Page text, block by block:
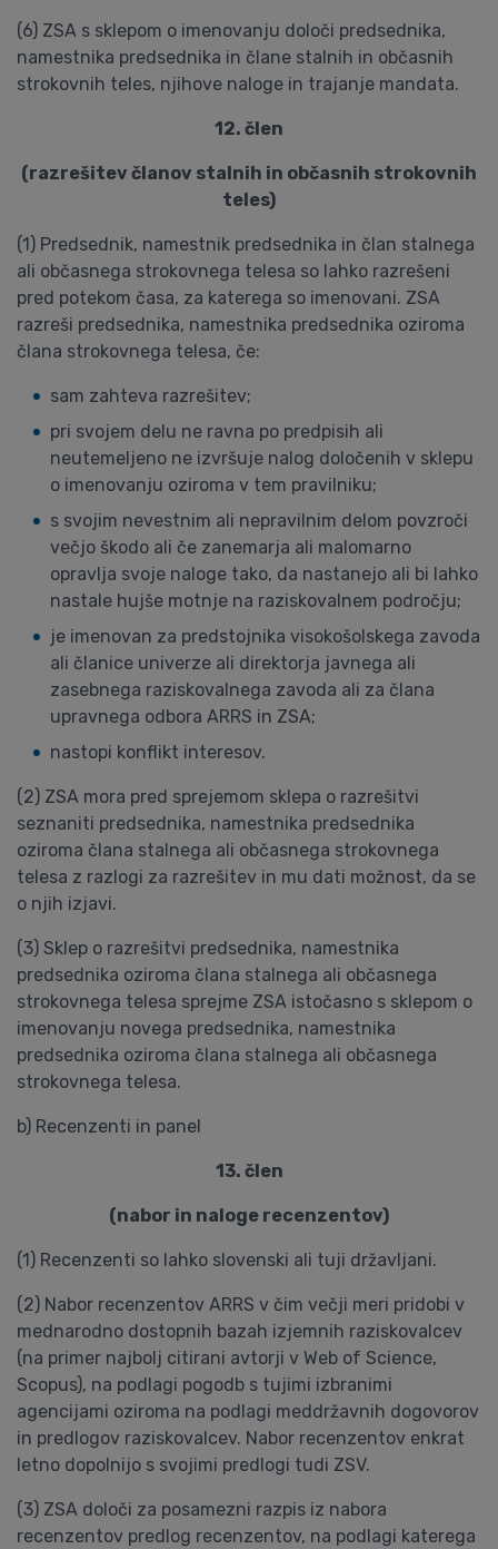
(6) ZSA s sklepom o imenovanju določi predsednika,
namestnika predsednika in člane stalnih in občasnih
strokovnih teles, njihove naloge in trajanje mandata.
12. člen
(razrešitev članov stalnih in občasnih strokovnih
teles)
(1) Predsednik, namestnik predsednika in član stalnega
ali občasnega strokovnega telesa so lahko razrešeni
pred potekom časa, za katerega so imenovani. ZSA
razreši predsednika, namestnika predsednika oziroma
člana strokovnega telesa, če:
sam zahteva razrešitev;
pri svojem delu ne ravna po predpisih ali
neutemeljeno ne izvršuje nalog določenih v sklepu
o imenovanju oziroma v tem pravilniku;
s svojim nevestnim ali nepravilnim delom povzroči
večjo škodo ali če zanemarja ali malomarno
opravlja svoje naloge tako, da nastanejo ali bi lahko
nastale hujše motnje na raziskovalnem področju;
je imenovan za predstojnika visokošolskega zavoda
ali članice univerze ali direktorja javnega ali
zasebnega raziskovalnega zavoda ali za člana
upravnega odbora ARRS in ZSA;
nastopi konflikt interesov.
(2) ZSA mora pred sprejemom sklepa o razrešitvi
seznaniti predsednika, namestnika predsednika
oziroma člana stalnega ali občasnega strokovnega
telesa z razlogi za razrešitev in mu dati možnost, da se
o njih izjavi.
(3) Sklep o razrešitvi predsednika, namestnika
predsednika oziroma člana stalnega ali občasnega
strokovnega telesa sprejme ZSA istočasno s sklepom o
imenovanju novega predsednika, namestnika
predsednika oziroma člana stalnega ali občasnega
strokovnega telesa.
b) Recenzenti in panel
13. člen
(nabor in naloge recenzentov)
(1) Recenzenti so lahko slovenski ali tuji državljani.
(2) Nabor recenzentov ARRS v čim večji meri pridobi v
mednarodno dostopnih bazah izjemnih raziskovalcev
(na primer najbolj citirani avtorji v Web of Science,
Scopus), na podlagi pogodb s tujimi izbranimi
agencijami oziroma na podlagi meddržavnih dogovorov
in predlogov raziskovalcev. Nabor recenzentov enkrat
letno dopolnijo s svojimi predlogi tudi ZSV.
(3) ZSA določi za posamezni razpis iz nabora
recenzentov predlog recenzentov, na podlagi katerega